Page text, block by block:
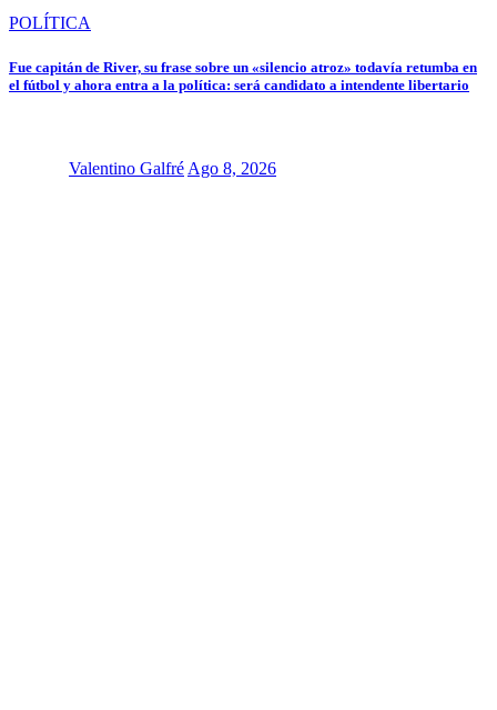
POLÍTICA
Fue capitán de River, su frase sobre un «silencio atroz» todavía retumba en
el fútbol y ahora entra a la política: será candidato a intendente libertario
Valentino Galfré Ago 8, 2026